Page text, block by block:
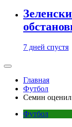
7 дней спустя
Главная
Футбол
Семин
Футбол